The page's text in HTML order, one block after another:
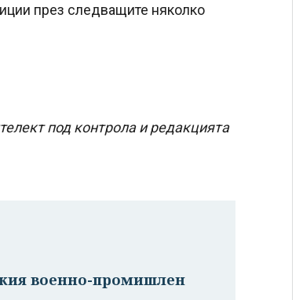
през следващите няколко
под контрола и редакцията
военно-промишлен